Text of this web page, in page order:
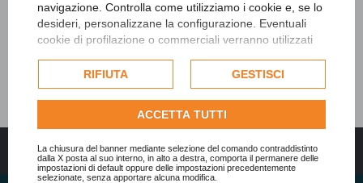
navigazione. Controlla come utilizziamo i cookie e, se lo
desideri, personalizzane la configurazione. Eventuali
cookie di profilazione o commerciali verranno utilizzati
dell'utente e, se consentito, potrebbero essere utilizzati
per personalizzare gli annunci pubblicitari. Per ulteriori
informazioni su come Google utilizza i dati raccolti,
politica sulla privacy di Google
Consulta l'informativa cookie completa.
RIFIUTA GESTISCI
ACCETTA TUTTI
La chiusura del banner mediante selezione del comando contraddistinto
dalla X posta al suo interno, in alto a destra, comporta il permanere delle
impostazioni di default oppure delle impostazioni precedentemente
selezionate, senza apportare alcuna modifica.
Indice Tutti gli orari sonoUTC+02:00